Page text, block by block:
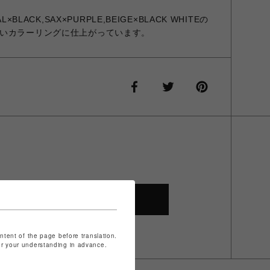
WHITEの
カラーリングに仕上がっています。
of the page before translation.
your understanding in advance.